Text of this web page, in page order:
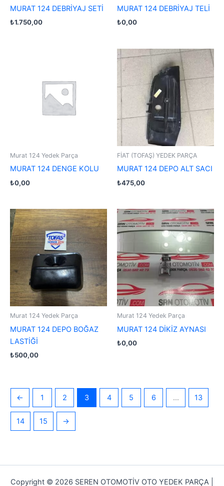
MURAT 124 DEBRİYAJ SETİ
₺1.750,00
MURAT 124 DEBRİYAJ TELİ
₺0,00
Murat 124 Yedek Parça
MURAT 124 DENGE KOLU
₺0,00
FİAT (TOFAŞ) YEDEK PARÇA
MURAT 124 DEPO ALT SACI
₺475,00
Murat 124 Yedek Parça
MURAT 124 DEPO BOĞAZ
LASTİĞİ
₺500,00
Murat 124 Yedek Parça
MURAT 124 DİKİZ AYNASI
₺0,00
← 1 2 3 4 5 6 … 13
14 15 →
Copyright © 2026 SEREN OTOMOTİV OTO YEDEK PARÇA |